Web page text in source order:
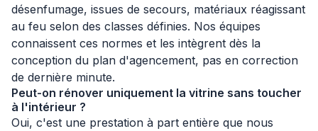
désenfumage, issues de secours, matériaux réagissant
au feu selon des classes définies. Nos équipes
connaissent ces normes et les intègrent dès la
conception du plan d'agencement, pas en correction
de dernière minute.
Peut-on rénover uniquement la vitrine sans toucher
à l'intérieur ?
Oui, c'est une prestation à part entière que nous